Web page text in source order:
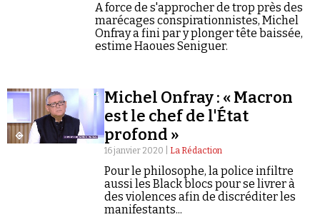
A force de s'approcher de trop près des
marécages conspirationnistes, Michel
Onfray a fini par y plonger tête baissée,
estime Haoues Seniguer.
Michel Onfray : « Macron
est le chef de l'État
profond »
16 janvier 2020 | La Rédaction
Pour le philosophe, la police infiltre
aussi les Black blocs pour se livrer à
des violences afin de discréditer les
manifestants...